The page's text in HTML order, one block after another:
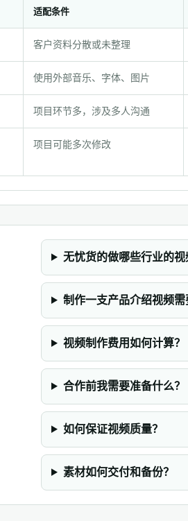
适配条件
客户资料分散或未整理
使用外部音乐、字体、图片
项目环节多，涉及多人沟通
项目可能多次修改
无忧货的做哪些行业的视
制作一支产品介绍视频需
视频制作费用如何计算？
合作前我需要准备什么？
如何保证视频质量？
素材如何交付和备份？